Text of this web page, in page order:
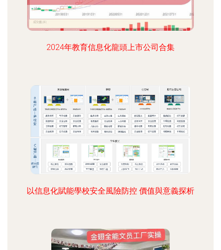
2024年教育信息化龍頭上市公司合集
以信息化賦能學校安全風險防控 價值與意義探析